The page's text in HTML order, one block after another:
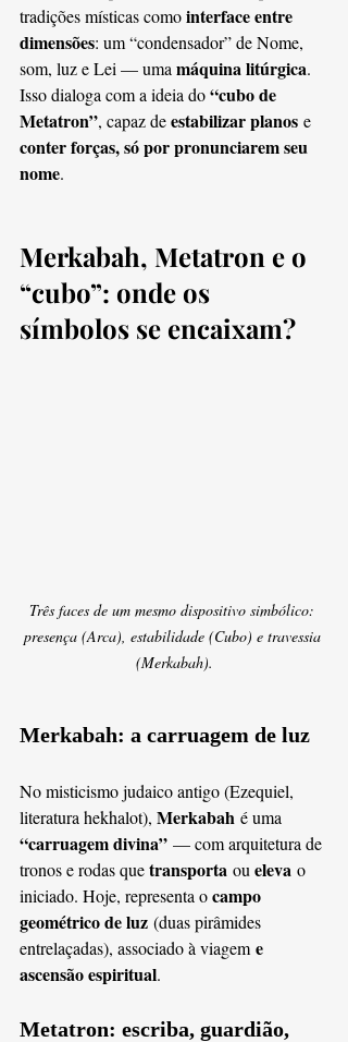
tradições místicas como interface entre
dimensões: um “condensador” de Nome,
som, luz e Lei — uma máquina litúrgica.
Isso dialoga com a ideia do “cubo de
Metatron”, capaz de estabilizar planos e
conter forças, só por pronunciarem seu
nome.
Merkabah, Metatron e o
“cubo”: onde os
símbolos se encaixam?
Três faces de um mesmo dispositivo simbólico:
presença (Arca), estabilidade (Cubo) e travessia
(Merkabah).
Merkabah: a carruagem de luz
No misticismo judaico antigo (Ezequiel,
literatura hekhalot), Merkabah é uma
“carruagem divina” — com arquitetura de
tronos e rodas que transporta ou eleva o
iniciado. Hoje, representa o campo
geométrico de luz (duas pirâmides
entrelaçadas), associado à viagem e
ascensão espiritual.
Metatron: escriba, guardião,